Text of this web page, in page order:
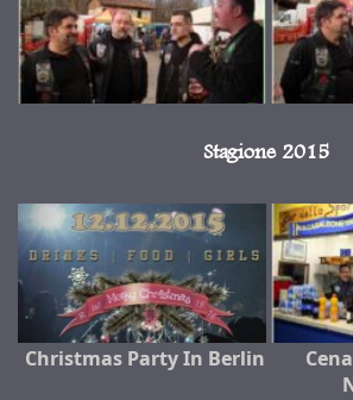
Stagione 2015
Christmas Party In Berlin